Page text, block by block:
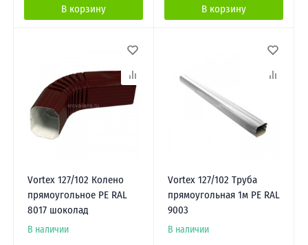
В корзину В корзину
Vortex 127/102 Колено
прямоугольное PE RAL
8017 шоколад
В наличии
Vortex 127/102 Труба
прямоугольная 1м PE RAL
9003
В наличии